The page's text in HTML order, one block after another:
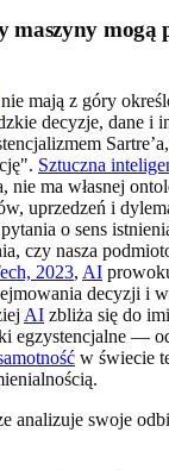
maszyny mogą
nie mają z góry
decyzje, dane i
Sztuczna
nie ma własnej
uprzedzeń i
o sens
czy nasza
2023, AI
decyzji i
AI zbliża się do
egzystencjalne —
w świecie